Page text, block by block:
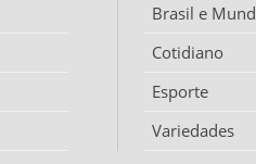
Brasil e
Cotidiano
Esporte
Variedades